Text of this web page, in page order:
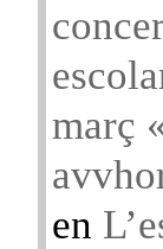
març
en